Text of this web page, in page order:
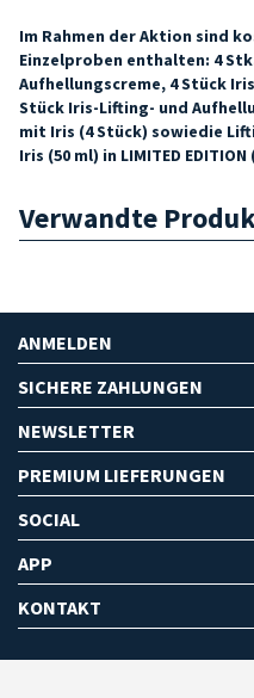
Im Rahmen derAktion sind
Einzelproben enthalten: 4
Aufhellungscreme, 4 Stück
Stück Iris-Lifting- und
mit Iris (4 Stück) sowiedie
Iris (50 ml) in LIMITED
Verwandte
ANMELDEN
SICHERE ZAHLUNGEN
NEWSLETTER
PREMIUM LIEFERUNGEN
SOCIAL
APP
KONTAKT